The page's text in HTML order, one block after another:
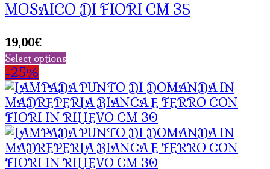
MOSAICO DI FIORI CM 35
19,00€
Select options
-25%